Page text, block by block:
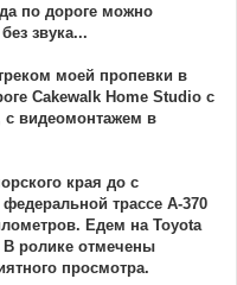
по дороге можно
звука...
моей пропевки в
Cakewalk Home Studio с
с видеомонтажем в
края до с
трассе А-370
Едем на Toyota
В ролике отмечены
просмотра.